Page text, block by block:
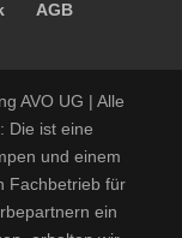
AGB
AVO UG | Alle
Die ist eine
und einem
Fachbetrieb für
ein